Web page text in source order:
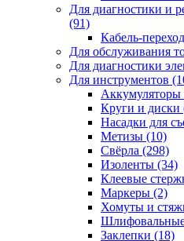
Для диагностики и
(91)
Кабель-
Для обслуживания
Для диагностики
Для инструментов
Аккумуляторы
Круги и диски
Насадки для
Метизы (10)
Свёрла (298)
Изоленты (34)
Клеевые
Маркеры (2)
Хомуты и
Заклепки (18)